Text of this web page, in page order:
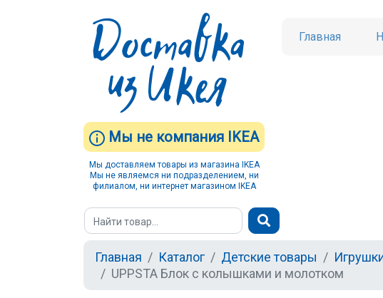
Мы не компания IKEA
Мы доставляем товары из магазина IKEA
Мы не являемся ни подразделением, ни
филиалом, ни интернет магазином IKEA
Главная
Главная Каталог Детские товары
UPPSTA Блок с колышками и молотком